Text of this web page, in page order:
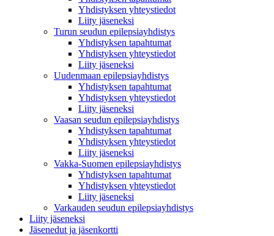
Yhdistyksen yhteystiedot
Liity jäseneksi
Turun seudun epilepsiayhdistys
Yhdistyksen tapahtumat
Yhdistyksen yhteystiedot
Liity jäseneksi
Uudenmaan epilepsiayhdistys
Yhdistyksen tapahtumat
Yhdistyksen yhteystiedot
Liity jäseneksi
Vaasan seudun epilepsiayhdistys
Yhdistyksen tapahtumat
Yhdistyksen yhteystiedot
Liity jäseneksi
Vakka-Suomen epilepsiayhdistys
Yhdistyksen tapahtumat
Yhdistyksen yhteystiedot
Liity jäseneksi
Varkauden seudun epilepsiayhdistys
Liity jäseneksi
Jäsenedut ja jäsenkortti